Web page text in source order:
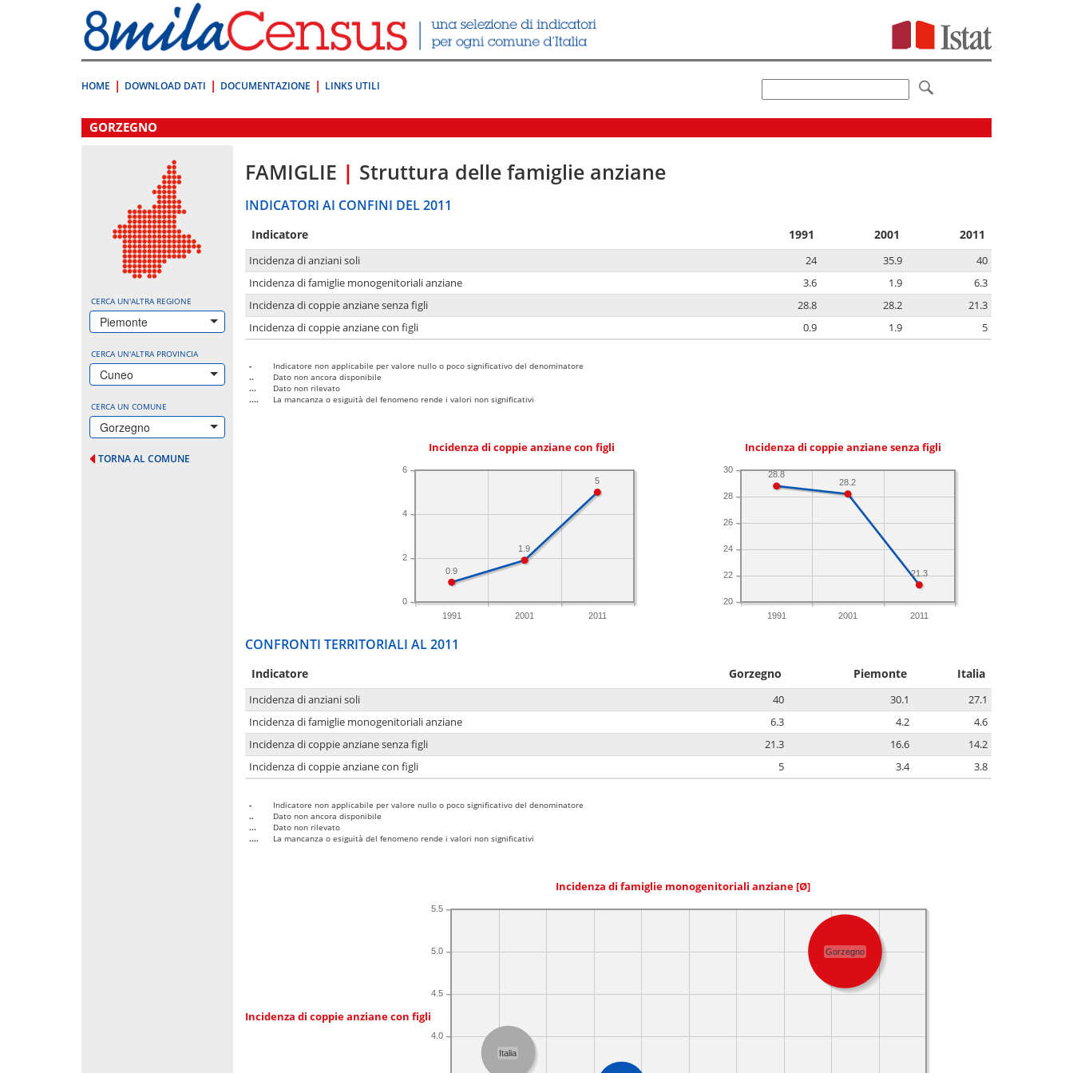
direttamente
a:
Contenuto
HOME DOWNLOAD DATI DOCUMENTAZIONE LINKS UTILI
.
GORZEGNO
CERCA UN'ALTRA REGIONE
Piemonte
CERCA UN'ALTRA PROVINCIA
Cuneo
CERCA UN COMUNE
Gorzegno
TORNA AL COMUNE
FAMIGLIE | Struttura delle famiglie anziane
INDICATORI AI CONFINI DEL 2011
Indicatore 1991 2001 2011
Incidenza di anziani soli 24 35.9
40
Incidenza di famiglie monogenitoriali anziane
3.6 1.9
6.3
Incidenza di coppie anziane senza figli
28.8 28.2
21.3
Incidenza di coppie anziane con figli
0.9 1.9 5
-
Indicatore non applicabile per valore nullo o poco significativo del denominatore
..
Dato non ancora disponibile
...
Dato non rilevato
....
La mancanza o esiguità del fenomeno rende i valori non significativi
Incidenza di coppie anziane con figli
1991 2001 2011
0
2
4
6
5
1.9
0.9
Incidenza di coppie anziane senza figli
1991 2001 2011
20
22
24
26
28
30
21.3
28.2
28.8
CONFRONTI TERRITORIALI AL 2011
Indicatore Gorzegno Piemonte Italia
Incidenza di anziani soli 40 30.1
27.1
Incidenza di famiglie monogenitoriali anziane
6.3 4.2
4.6
Incidenza di coppie anziane senza figli
21.3 16.6
14.2
Incidenza di coppie anziane con figli
5 3.4 3.8
-
Indicatore non applicabile per valore nullo o poco significativo del denominatore
..
Dato non ancora disponibile
...
Dato non rilevato
....
La mancanza o esiguità del fenomeno rende i valori non significativi
Incidenza di famiglie monogenitoriali anziane [Ø]
Incidenza di coppie anziane con figli
4.0
4.5
5.0
5.5
Gorzegno
Italia